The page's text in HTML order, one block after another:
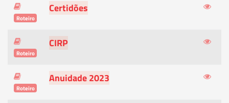
Roteiro
Certidões
Roteiro
CIRP
Roteiro
Anuidade 2023